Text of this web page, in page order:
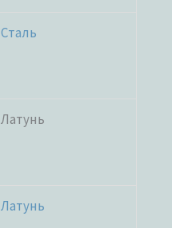
Сталь
Латунь
Латунь